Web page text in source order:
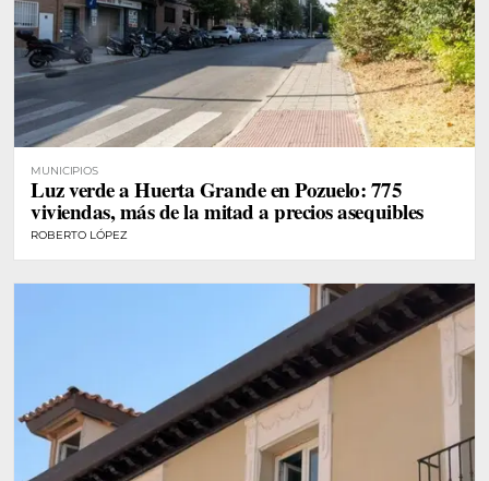
MUNICIPIOS
Luz verde a Huerta Grande en Pozuelo: 775
viviendas, más de la mitad a precios asequibles
ROBERTO LÓPEZ